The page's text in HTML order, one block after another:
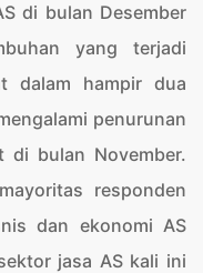
di bulan Desember
yang terjadi
dalam hampir dua
penurunan
bulan November.
responden
dan ekonomi AS
jasa AS kali ini